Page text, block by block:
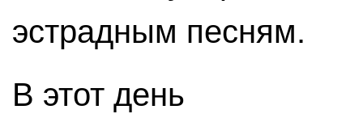
эстрадным песням.
В этот день